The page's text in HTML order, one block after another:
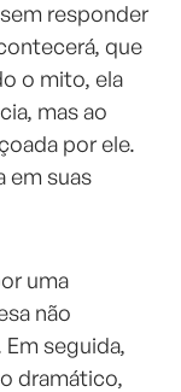
responder
que
o mito, ela
mas ao
por ele.
em suas
uma
não
seguida,
dramático,